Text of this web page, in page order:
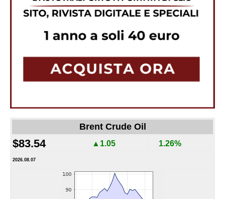
Brent Crude Oil
$83.54 ▲1.05 1.26%
2026.08.07